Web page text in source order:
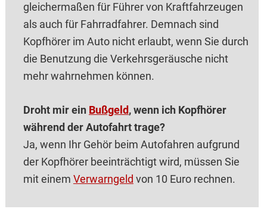
gleichermaßen für Führer von Kraftfahrzeugen
als auch für Fahrradfahrer. Demnach sind
Kopfhörer im Auto nicht erlaubt, wenn Sie durch
die Benutzung die Verkehrsgeräusche nicht
mehr wahrnehmen können.
Droht mir ein Bußgeld, wenn ich Kopfhörer
während der Autofahrt trage?
Ja, wenn Ihr Gehör beim Autofahren aufgrund
der Kopfhörer beeinträchtigt wird, müssen Sie
mit einem Verwarngeld von 10 Euro rechnen.